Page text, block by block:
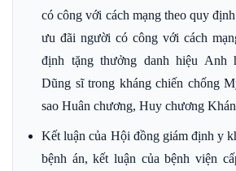
có công với cách mạng theo quy
ưu đãi người có công với cách
định tặng thưởng danh hiệu Anh
Dũng sĩ trong kháng chiến chống
sao Huân chương, Huy chương
Kết luận của Hội đồng giám định y
bệnh án, kết luận của bệnh viện